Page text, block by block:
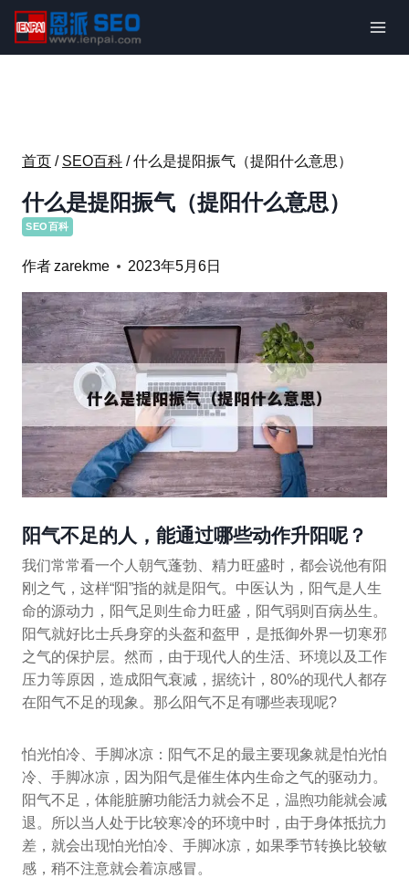
内
首页 / SEO百科 / 什么是提阳振气（提阳什么意思）
什么是提阳振气（提阳什么意思）
SEO百科
作者zarekme 2023年5月6日
阳气不足的人，能通过哪些动作升阳呢？
我们常常看一个人朝气蓬勃、精力旺盛时，都会说他有阳
刚之气，这样“阳”指的就是阳气。中医认为，阳气是人生
命的源动力，阳气足则生命力旺盛，阳气弱则百病丛生。
阳气就好比士兵身穿的头盔和盔甲，是抵御外界一切寒邪
之气的保护层。然而，由于现代人的生活、环境以及工作
压力等原因，造成阳气衰减，据统计，80%的现代人都存
在阳气不足的现象。那么阳气不足有哪些表现呢?
怕光怕冷、手脚冰凉：阳气不足的最主要现象就是怕光怕
冷、手脚冰凉，因为阳气是催生体内生命之气的驱动力。
阳气不足，体能脏腑功能活力就会不足，温煦功能就会减
退。所以当人处于比较寒冷的环境中时，由于身体抵抗力
差，就会出现怕光怕冷、手脚冰凉，如果季节转换比较敏
感，稍不注意就会着凉感冒。